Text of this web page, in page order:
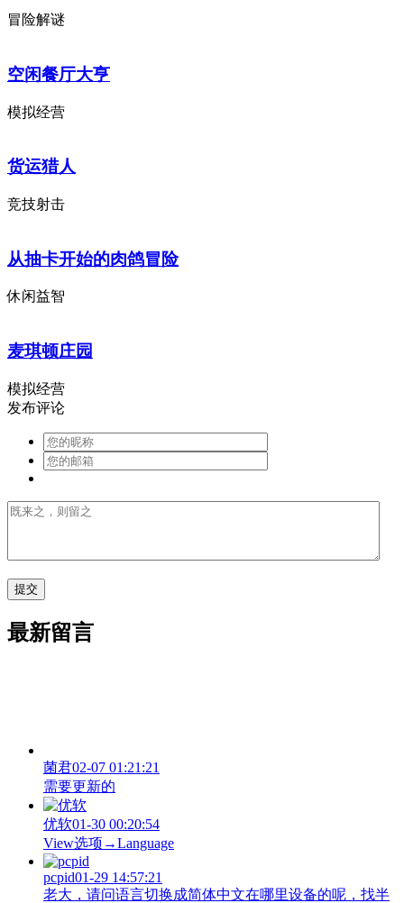
冒险解谜
空闲餐厅大亨
模拟经营
货运猎人
竞技射击
从抽卡开始的肉鸽冒险
休闲益智
麦琪顿庄园
模拟经营
发布评论
最新留言
菌君02-07 01:21:21
需要更新的
优软01-30 00:20:54
View‌选项→Language
pcpid01-29 14:57:21
老大，请问语言切换成简体中文在哪里设备的呢，找半